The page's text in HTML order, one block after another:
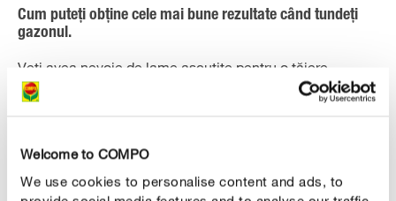
Welcome to COMPO
We use cookies to personalise content and ads, to
Cum puteți obține cele mai bune rezultate când tundeți
gazonul.
Veți avea nevoie de lame ascuțite pentru o tăiere
precisă. Ascuțiți cuțitele mașinii de tuns iarba când
vremea este uscată și când pământul s-a uscat, altfel
iarba se va degrada mai mult decât este necesar. În